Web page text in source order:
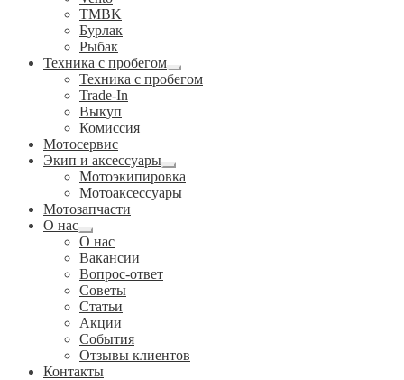
TMBK
Бурлак
Рыбак
Техника с пробегом
Развернутое
вложенное
Техника с пробегом
Trade-In
Выкуп
Комиссия
Мотосервис
Экип и аксессуары
Развернутое
вложенное
меню
Мотоэкипировка
Мотоаксессуары
Мотозапчасти
О нас
Развернутое
вложенное
меню
О нас
Вакансии
Вопрос-ответ
Советы
Статьи
Акции
События
Отзывы клиентов
Контакты